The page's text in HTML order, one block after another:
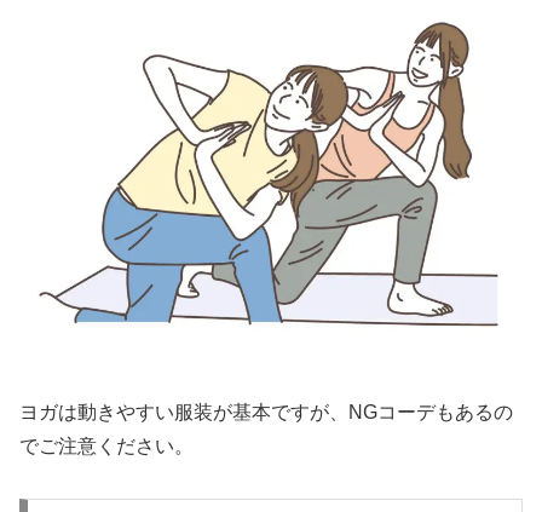
ヨガは動きやすい服装が基本ですが、NGコーデもあるの
でご注意ください。